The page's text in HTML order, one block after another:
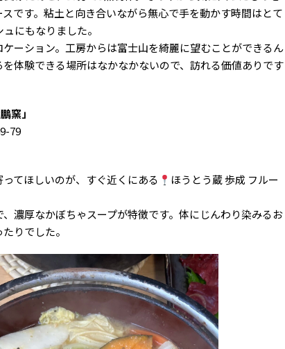
です。粘土と向き合いながら無心で手を動かす時間はとて
にもなりました。
ーション。工房からは富士山を綺麗に望むことができるん
体験できる場所はなかなかないので、訪れる価値ありです
窯」
79
てほしいのが、すぐ近くにある
ほうとう蔵 歩成 フルー
濃厚なかぼちゃスープが特徴です。体にじんわり染みるお
りでした。